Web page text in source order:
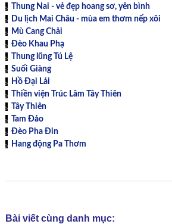
Thung Nai - vẻ đẹp hoang sơ, yên bình
Du lịch Mai Châu - mùa em thơm nếp xôi
Mù Cang Chải
Đèo Khau Phạ
Thung lũng Tú Lệ
Suối Giàng
Hồ Đại Lải
Thiền viện Trúc Lâm Tây Thiên
Tây Thiên
Tam Đảo
Đèo Pha Đin
Hang động Pa Thơm
Bài viết cùng danh mục: